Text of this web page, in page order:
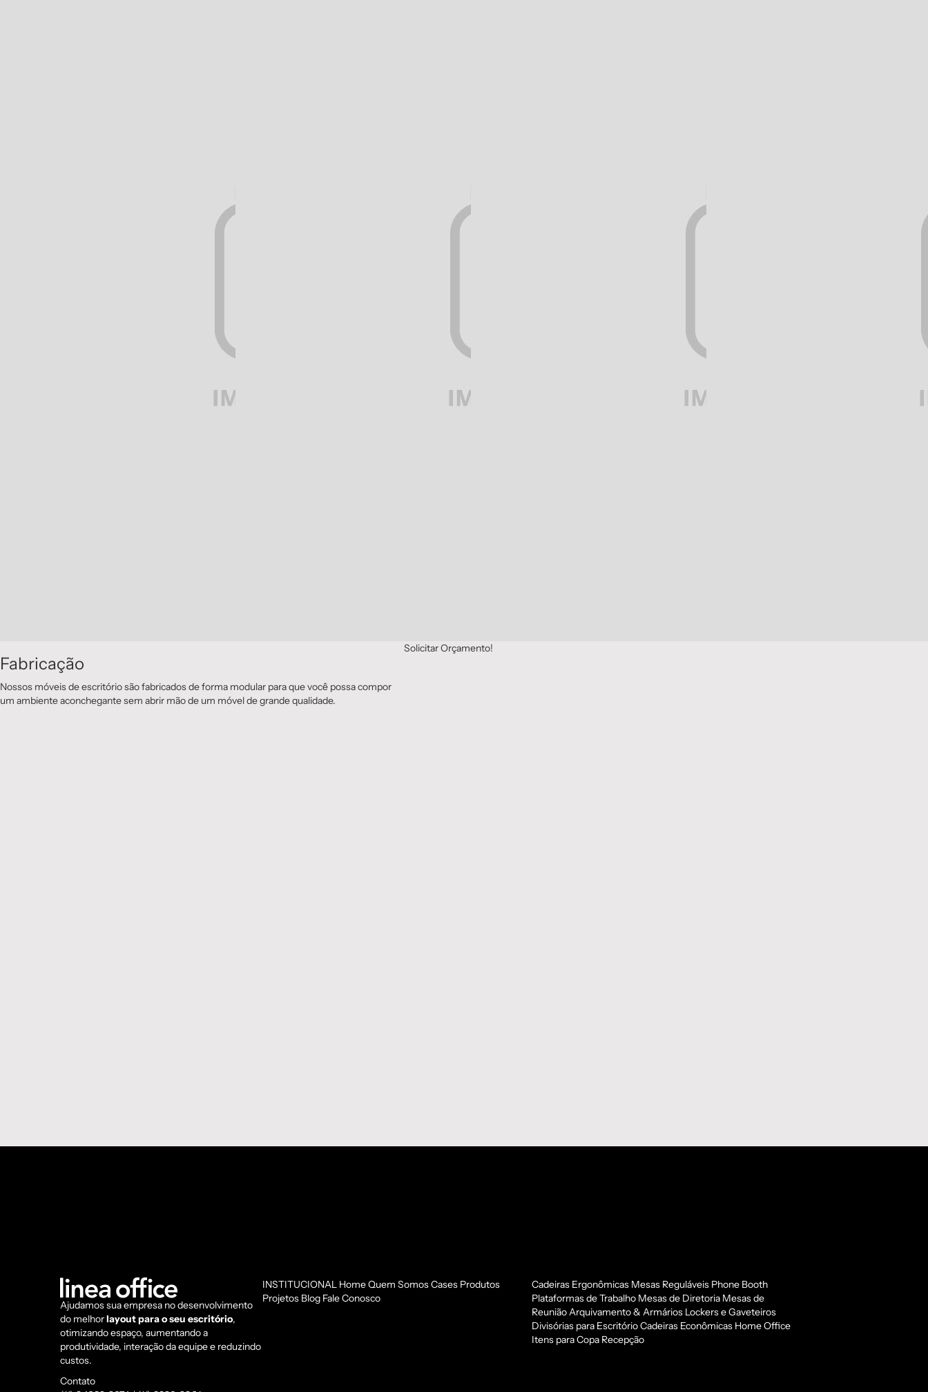
Fabricação
Nossos móveis de escritório são fabricados de forma modular para que você possa compor
um ambiente aconchegante sem abrir mão de um móvel de grande qualidade.
Solicitar Orçamento!
Ajudamos sua empresa no desenvolvimento
do melhorlayout para o seu escritório,
otimizando espaço, aumentando a
produtividade, interação da equipe e reduzindo
custos.
Contato
INSTITUCIONAL HomeQuem SomosCases Produtos
Projetos Blog Fale Conosco
Cadeiras Ergonômicas Mesas Reguláveis Phone Booth
Plataformas de Trabalho Mesas de Diretoria Mesas de
ReuniãoArquivamento & Armários Lockers e Gaveteiros
Divisórias para EscritórioCadeiras Econômicas Home Office
Itens para Copa Recepção